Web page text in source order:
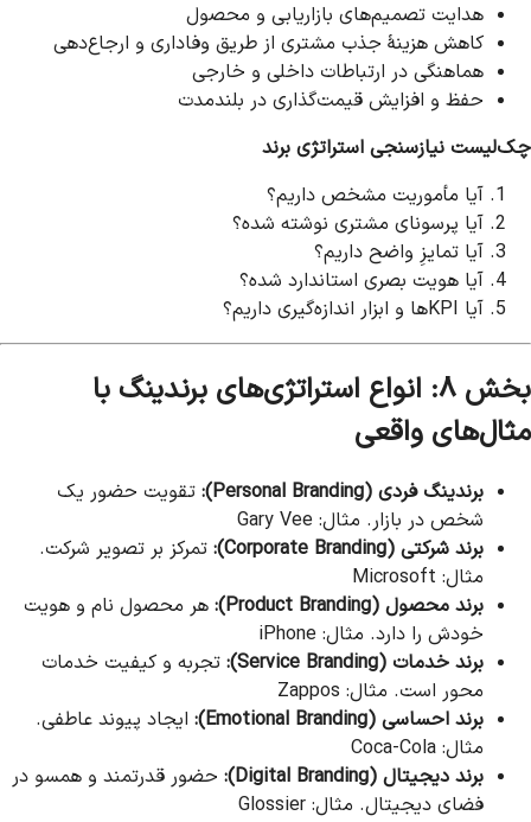
هدایت تصمیم‌های بازاریابی و محصول
کاهش هزینهٔ جذب مشتری از طریق وفاداری و ارجاع‌دهی
هماهنگی در ارتباطات داخلی و خارجی
حفظ و افزایش قیمت‌گذاری در بلندمدت
چک‌لیست نیازسنجی استراتژی برند
آیا مأموریت مشخص داریم؟
آیا پرسونای مشتری نوشته شده؟
آیا تمایزِ واضح داریم؟
آیا هویت بصری استاندارد شده؟
آیا KPIها و ابزار اندازه‌گیری داریم؟
بخش ۸: انواع استراتژی‌های برندینگ با
مثال‌های واقعی
برندینگ فردی (Personal Branding):
تقویت حضور یک
شخص در بازار. مثال: Gary Vee
برند شرکتی (Corporate Branding):
تمرکز بر تصویر شرکت.
مثال: Microsoft
برند محصول (Product Branding):
هر محصول نام و هویت
خودش را دارد. مثال: iPhone
برند خدمات (Service Branding):
تجربه و کیفیت خدمات
محور است. مثال: Zappos
برند احساسی (Emotional Branding):
ایجاد پیوند عاطفی.
مثال: Coca-Cola
برند دیجیتال (Digital Branding):
حضور قدرتمند و همسو در
فضای دیجیتال. مثال: Glossier